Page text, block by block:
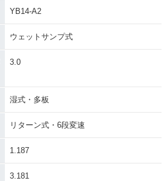
YB14-A2
ウェットサンプ式
3.0
湿式・多板
リターン式・6段変速
1.187
3.181